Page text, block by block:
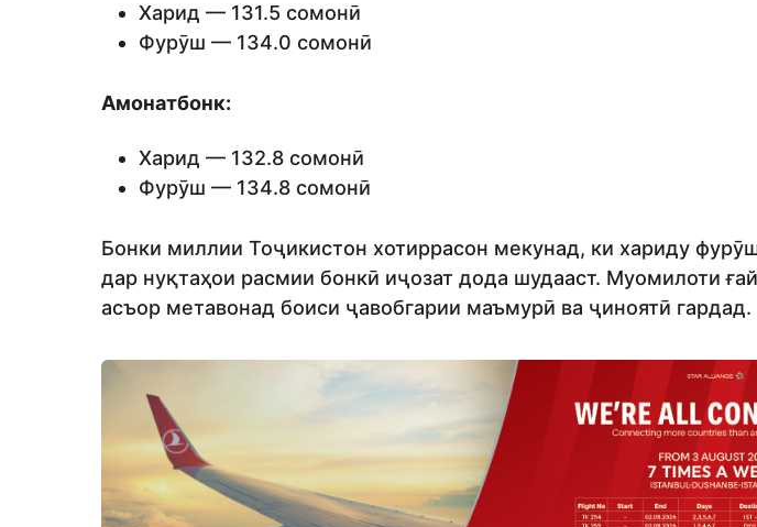
Харид — 131.5 сомонӣ
Фурӯш — 134.0 сомонӣ
Амонатбонк:
Харид — 132.8 сомонӣ
Фурӯш — 134.8 сомонӣ
Бонки миллии Тоҷикистон хотиррасон мекунад, ки хариду
дар нуқтаҳои расмии бонкӣ иҷозат дода шудааст. Муомилоти
асъор метавонад боиси ҷавобгарии маъмурӣ ва ҷиноятӣ гардад.